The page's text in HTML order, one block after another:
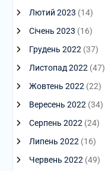
Лютий 2023 (14)
Січень 2023 (16)
Грудень 2022 (37)
Листопад 2022 (47)
Жовтень 2022 (22)
Вересень 2022 (34)
Серпень 2022 (24)
Липень 2022 (16)
Червень 2022 (49)